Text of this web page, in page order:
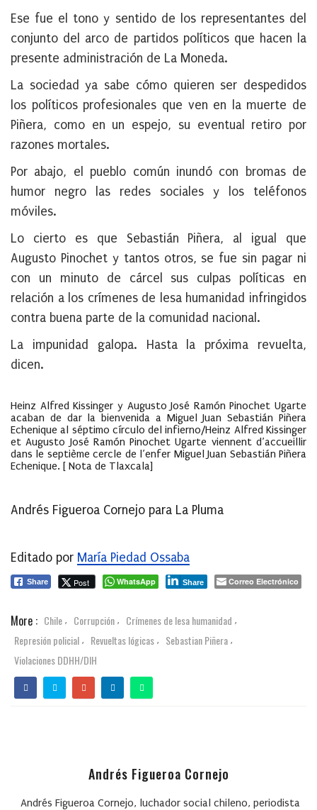
Ese fue el tono y sentido de los representantes del
conjunto del arco de partidos políticos que hacen la
presente administración de La Moneda.
La sociedad ya sabe cómo quieren ser despedidos
los políticos profesionales que ven en la muerte de
Piñera, como en un espejo, su eventual retiro por
razones mortales.
Por abajo, el pueblo común inundó con bromas de
humor negro las redes sociales y los teléfonos
móviles.
Lo cierto es que Sebastián Piñera, al igual que
Augusto Pinochet y tantos otros, se fue sin pagar ni
con un minuto de cárcel sus culpas políticas en
relación a los crímenes de lesa humanidad infringidos
contra buena parte de la comunidad nacional.
La impunidad galopa. Hasta la próxima revuelta,
dicen.
Heinz Alfred Kissinger y Augusto José Ramón Pinochet Ugarte
acaban de dar la bienvenida a Miguel Juan Sebastián Piñera
Echenique al séptimo círculo del infierno/Heinz Alfred Kissinger
et Augusto José Ramón Pinochet Ugarte viennent d’accueillir
dans le septième cercle de l’enfer Miguel Juan Sebastián Piñera
Echenique. [ Nota de Tlaxcala]
Andrés Figueroa Cornejo para La Pluma
Editado por María Piedad Ossaba
Share Post WhatsApp Share Correo Electrónico
More : Chile , Corrupción , Crímenes de lesa humanidad ,
Represión policial , Revueltas lógicas , Sebastian Piñera ,
Violaciones DDHH/DIH
Andrés Figueroa Cornejo
Andrés Figueroa Cornejo, luchador social chileno, periodista